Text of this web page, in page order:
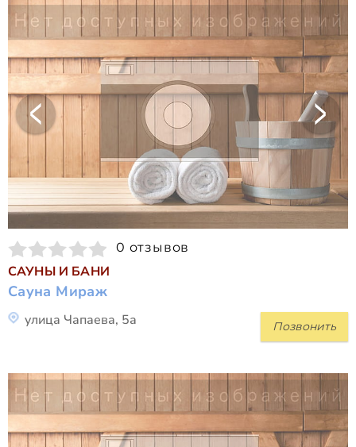
0 отзывов
САУНЫ И БАНИ
Сауна Мираж
Позвонить
улица Чапаева, 5а